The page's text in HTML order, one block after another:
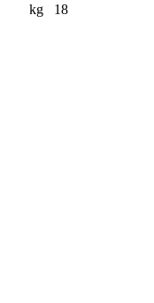
kg 18